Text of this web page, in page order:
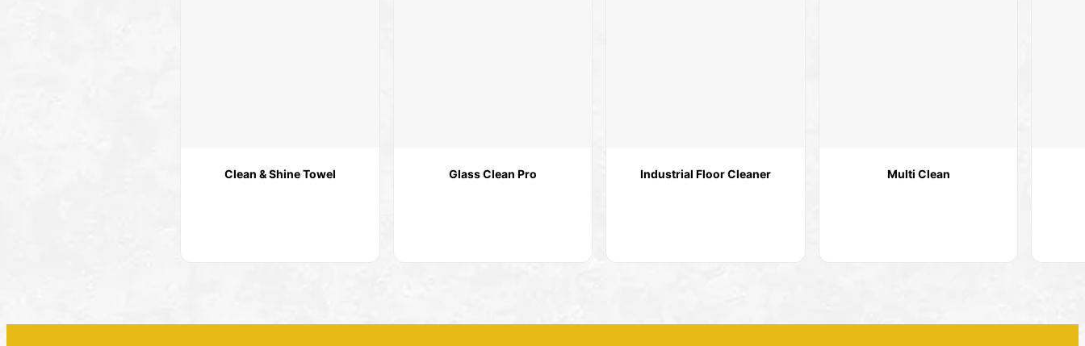
Clean & Shine Towel Glass Clean Pro Industrial Floor Cleaner Multi Clean